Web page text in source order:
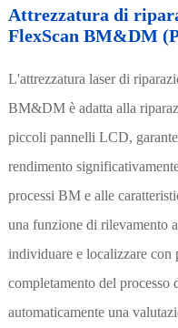
Attrezzatura di
FlexScan BM&DM
L'attrezzatura laser di
BM&DM è adatta alla
piccoli pannelli LCD,
rendimento
processi BM e alle
una funzione di rilevamento
individuare e localizzare
completamento del processo
automaticamente una